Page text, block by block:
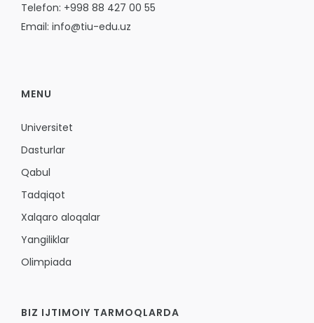
Telefon: +998 88 427 00 55
Email: info@tiu-edu.uz
MENU
Universitet
Dasturlar
Qabul
Tadqiqot
Xalqaro aloqalar
Yangiliklar
Olimpiada
BIZ IJTIMOIY TARMOQLARDA